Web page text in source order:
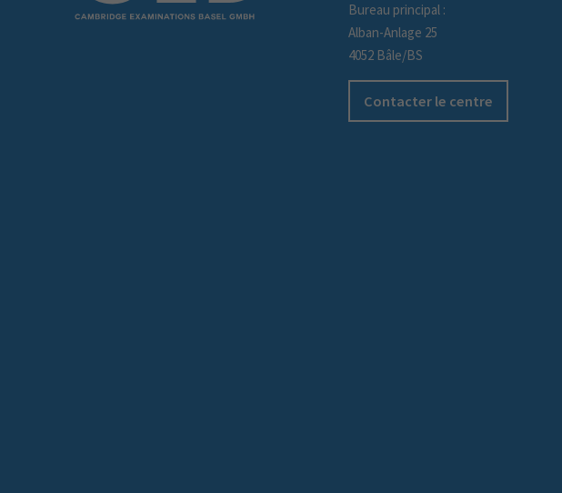
Bureau principal :
Alban-Anlage 25
4052 Bâle/BS
Contacter le centre